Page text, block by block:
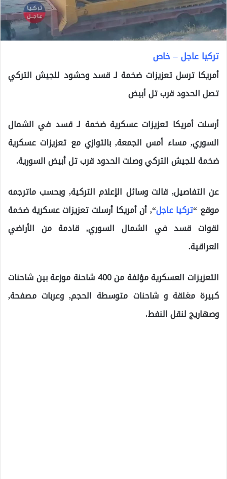
تركيا عاجل – خاص
أمريكا ترسل تعزيزات ضخمة لـ قسد وحشود للجيش التركي
تصل الحدود قرب تل أبيض
أرسلت أمريكا تعزيزات عسكرية ضخمة لـ قسد في الشمال
السوري, مساء أمس الجمعة, بالتوازي مع تعزيزات عسكرية
ضخمة للجيش التركي وصلت الحدود قرب تل أبيض السورية.
عن التفاصيل, قالت وسائل الإعلام التركية, وبحسب ماترجمه
موقع “تركيا عاجل“, أن أمريكا أرسلت تعزيزات عسكرية ضخمة
لقوات قسد في الشمال السوري, قادمة من الأراضي
العراقية.
التعزيزات العسكرية مؤلفة من 400 شاحنة موزعة بين شاحنات
كبيرة مغلقة و شاحنات متوسطة الحجم, وعربات مصفحة,
وصهاريج لنقل النفط.